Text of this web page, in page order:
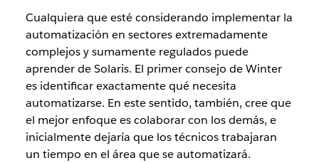
Cualquiera que esté considerando implementar la
automatización en sectores extremadamente
complejos y sumamente regulados puede
aprender de Solaris. El primer consejo de Winter
es identificar exactamente qué necesita
automatizarse. En este sentido, también, cree que
el mejor enfoque es colaborar con los demás, e
inicialmente dejaría que los técnicos trabajaran
un tiempo en el área que se automatizará.